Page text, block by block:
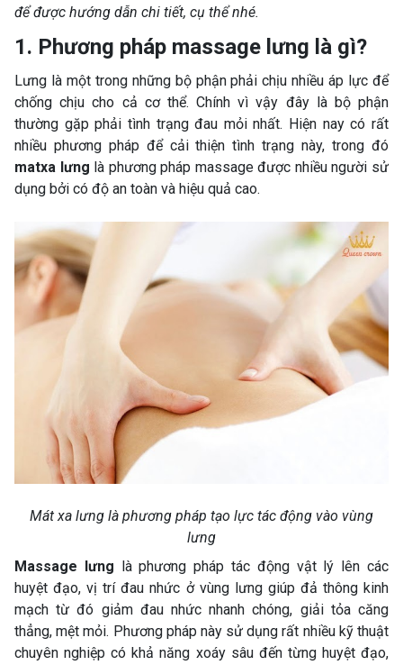
để được hướng dẫn chi tiết, cụ thể nhé.
1. Phương pháp massage lưng là gì?
Lưng là một trong những bộ phận phải chịu nhiều áp lực để
chống chịu cho cả cơ thể. Chính vì vậy đây là bộ phận
thường gặp phải tình trạng đau mỏi nhất. Hiện nay có rất
nhiều phương pháp để cải thiện tình trạng này, trong đó
matxa lưng là phương pháp massage được nhiều người sử
dụng bởi có độ an toàn và hiệu quả cao.
Mát xa lưng là phương pháp tạo lực tác động vào vùng
lưng
Massage lưng là phương pháp tác động vật lý lên các
huyệt đạo, vị trí đau nhức ở vùng lưng giúp đả thông kinh
mạch từ đó giảm đau nhức nhanh chóng, giải tỏa căng
thẳng, mệt mỏi. Phương pháp này sử dụng rất nhiều kỹ thuật
chuyên nghiệp có khả năng xoáy sâu đến từng huyệt đạo,